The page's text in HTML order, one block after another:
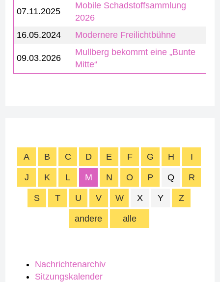
07.11.2025
Mobile Schadstoffsammlung
2026
16.05.2024
Modernere Freilichtbühne
09.03.2026
Mullberg bekommt eine „Bunte
Mitte“
Nachrichtenarchiv
Sitzungskalender
alle
A B C D E F G H I
J K L M N O P Q R
S T U V W X Y Z
andere